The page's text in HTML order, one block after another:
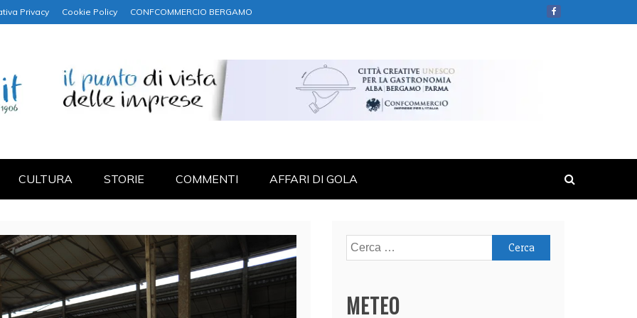
Privacy Cookie Policy CONFCOMMERCIO BERGAMO
CULTURA STORIE COMMENTI AFFARI DI GOLA
Ricerca
per:
METEO